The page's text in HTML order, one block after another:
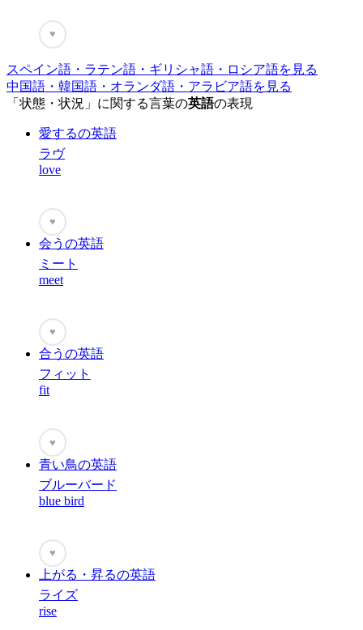
♥
スペイン語・ラテン語・ギリシャ語・ロシア語を見る
中国語・韓国語・オランダ語・アラビア語を見る
「状態・状況」に関する言葉の英語の表現
愛するの英語
ラヴ
love
♥
会うの英語
ミート
meet
♥
合うの英語
フィット
fit
♥
青い鳥の英語
ブルーバード
blue bird
♥
上がる・昇るの英語
ライズ
rise